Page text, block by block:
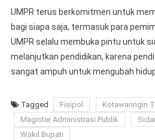
UMPR terus berkomitmen untuk
bagi siapa saja, termasuk para
UMPR selalu membuka pintu untuk
melanjutkan pendidikan, karena
sangat ampuh untuk mengubah
Tagged Fisipol
Kotawaringin
Magister Administrasi Publik
Wakil Bupati